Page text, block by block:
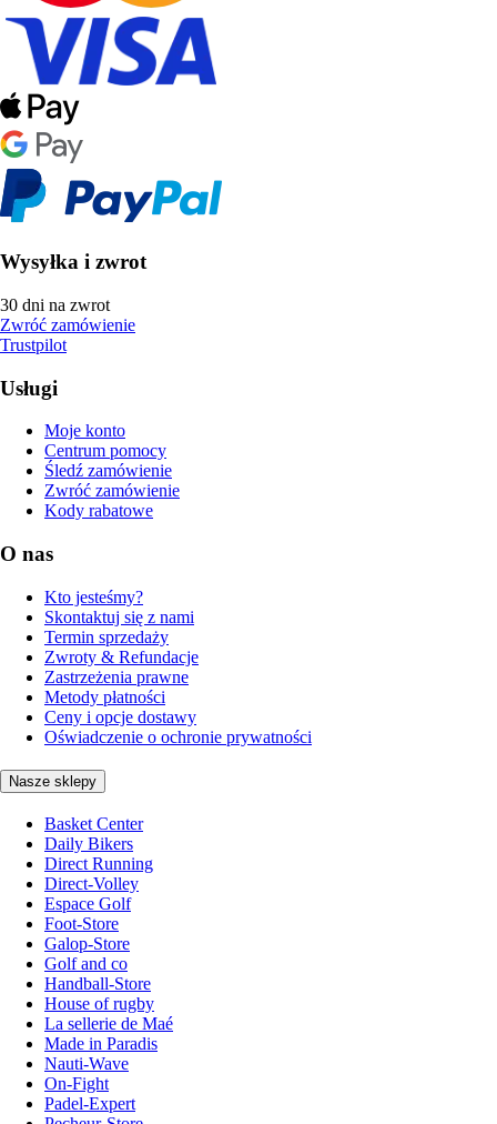
Wysyłka i zwrot
30 dni na zwrot
Zwróć zamówienie
Trustpilot
Usługi
Moje konto
Centrum pomocy
Śledź zamówienie
Zwróć zamówienie
Kody rabatowe
O nas
Kto jesteśmy?
Skontaktuj się z nami
Termin sprzedaży
Zwroty & Refundacje
Zastrzeżenia prawne
Metody płatności
Ceny i opcje dostawy
Oświadczenie o ochronie prywatności
Nasze sklepy
Basket Center
Daily Bikers
Direct Running
Direct-Volley
Espace Golf
Foot-Store
Galop-Store
Golf and co
Handball-Store
House of rugby
La sellerie de Maé
Made in Paradis
Nauti-Wave
On-Fight
Padel-Expert